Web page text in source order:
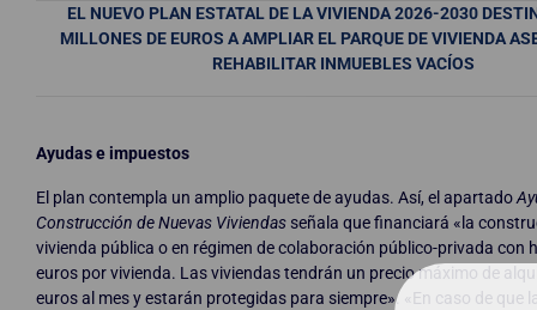
EL NUEVO PLAN ESTATAL DE LA VIVIENDA 2026-2030
MILLONES DE EUROS A AMPLIAR EL PARQUE DE VIVIENDA
REHABILITAR INMUEBLES VACÍOS
Ayudas e impuestos
El plan contempla un amplio paquete de ayudas. Así, el apartado
Construcción de Nuevas Viviendas señala que financiará «la
vivienda pública o en régimen de colaboración público-privada con
euros por vivienda. Las viviendas tendrán un precio máximo de
euros al mes y estarán protegidas para siempre». «En caso de que